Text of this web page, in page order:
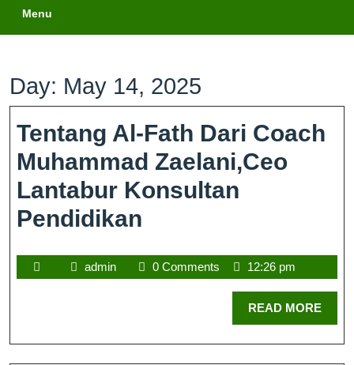
Menu
Day: May 14, 2025
Tentang Al-Fath Dari Coach
Muhammad Zaelani,Ceo
Lantabur Konsultan
Pendidikan
admin 0 Comments 12:26 pm
READ MORE